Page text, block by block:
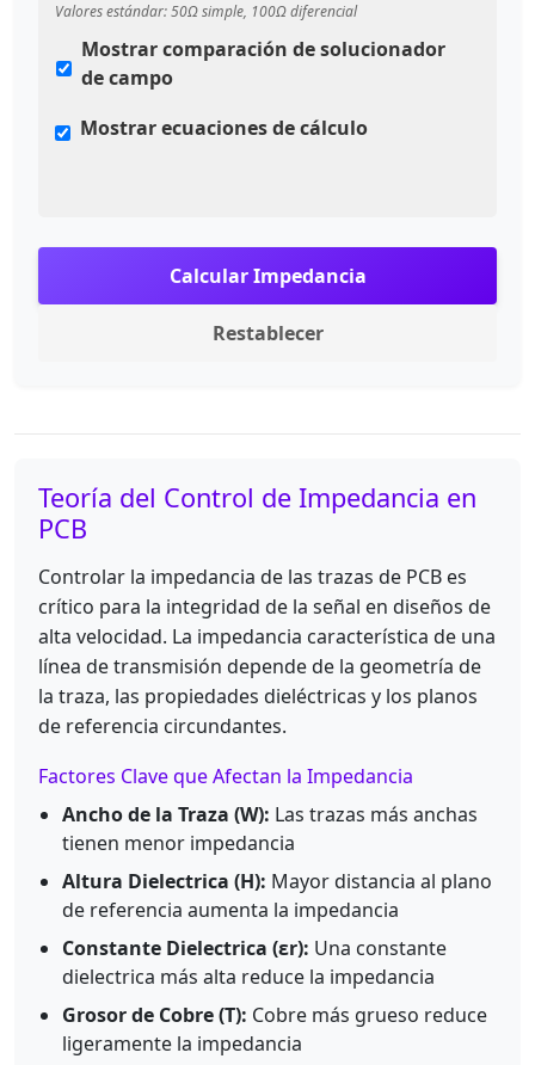
Valores estándar: 50Ω simple, 100Ω diferencial
Mostrar comparación de solucionador
de campo
Mostrar ecuaciones de cálculo
Calcular Impedancia
Restablecer
Teoría del Control de Impedancia en
PCB
Controlar la impedancia de las trazas de PCB es
crítico para la integridad de la señal en diseños de
alta velocidad. La impedancia característica de una
línea de transmisión depende de la geometría de
la traza, las propiedades dieléctricas y los planos
de referencia circundantes.
Factores Clave que Afectan la Impedancia
Ancho de la Traza (W): Las trazas más anchas
tienen menor impedancia
Altura Dielectrica (H): Mayor distancia al plano
de referencia aumenta la impedancia
Constante Dielectrica (εr): Una constante
dielectrica más alta reduce la impedancia
Grosor de Cobre (T): Cobre más grueso reduce
ligeramente la impedancia